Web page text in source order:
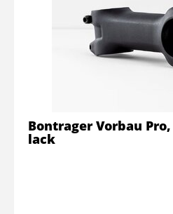
Bontrager Vorbau
lack